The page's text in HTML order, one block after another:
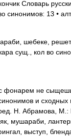
Словарь
синонимов: 13 •
шебеке,
сущ., кол во
не сыщешь,
и
Н. Абрамова, М.:
мушараби,
выступ,